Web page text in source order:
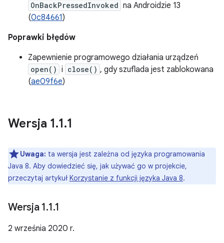
OnBackPressedInvoked na Androidzie 13
(0c84661)
Poprawki błędów
Zapewnienie programowego działania urządzeń
open() i close() , gdy szuflada jest zablokowana
(ae09f6e)
Wersja 1.1.1
Uwaga: ta wersja jest zależna od języka programowania
Java 8. Aby dowiedzieć się, jak używać go w projekcie,
przeczytaj artykuł Korzystanie z funkcji języka Java 8.
Wersja 1.1.1
2 września 2020 r.